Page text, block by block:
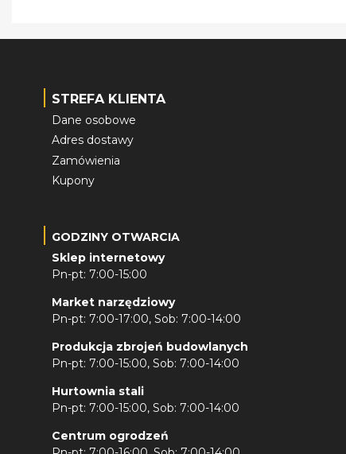
STREFA KLIENTA
Dane osobowe
Adres dostawy
Zamówienia
Kupony
GODZINY OTWARCIA
Sklep internetowy
Pn-pt: 7:00-15:00
Market narzędziowy
Pn-pt: 7:00-17:00, Sob: 7:00-14:00
Produkcja zbrojeń budowlanych
Pn-pt: 7:00-15:00, Sob: 7:00-14:00
Hurtownia stali
Pn-pt: 7:00-15:00, Sob: 7:00-14:00
Centrum ogrodzeń